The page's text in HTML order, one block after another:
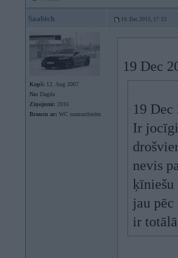
Saabich 19. Dec 2015, 17:33
Kopš: 12. Aug 2007
No: Dagda
Ziņojumi: 2016
Braucu ar: WC numurzīmēm
19 Dec
19
Ir
nevis
ķīniešu
jau
ir